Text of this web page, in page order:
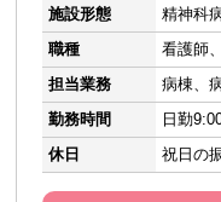
施設形態
精神科
職種
看護師
担当業務
病棟、
勤務時間
日勤
休日
祝日の